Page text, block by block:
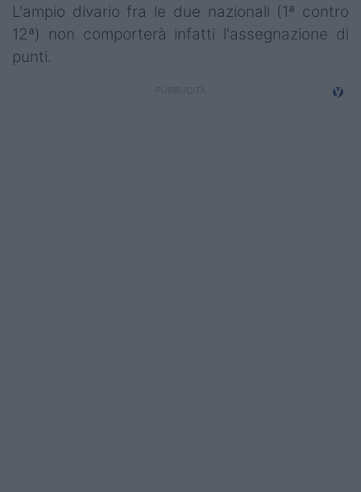
Serie B
Serie C
L'ampio divario fra le due nazionali (1ª contro
12ª) non comporterà infatti l'assegnazione di
punti.